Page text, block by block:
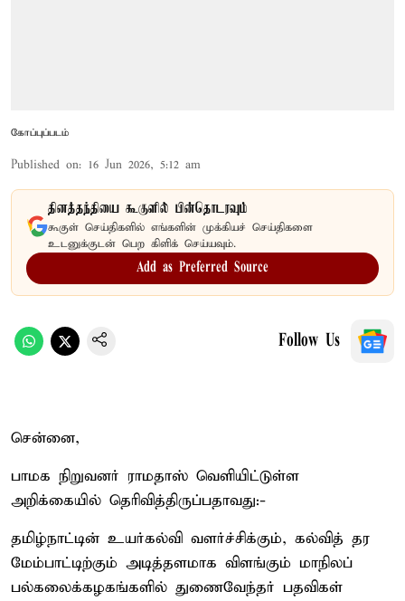
கோப்புப்படம்
Published on: 16 Jun 2026, 5:12 am
தினத்தந்தியை கூகுளில் பின்தொடரவும்
கூகுள் செய்திகளில் எங்களின் முக்கியச் செய்திகளை
உடனுக்குடன் பெற கிளிக் செய்யவும்.
Add as Preferred Source
Follow Us
சென்னை,
பாமக நிறுவனர் ராமதாஸ் வெளியிட்டுள்ள
அறிக்கையில் தெரிவித்திருப்பதாவது:-
தமிழ்நாட்டின் உயர்கல்வி வளர்ச்சிக்கும், கல்வித் தர
மேம்பாட்டிற்கும் அடித்தளமாக விளங்கும் மாநிலப்
பல்கலைக்கழகங்களில் துணைவேந்தர் பதவிகள்